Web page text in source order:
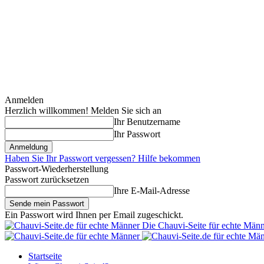
Anmelden
Herzlich willkommen! Melden Sie sich an
Ihr Benutzername
Ihr Passwort
Haben Sie Ihr Passwort vergessen? Hilfe bekommen
Passwort-Wiederherstellung
Passwort zurücksetzen
Ihre E-Mail-Adresse
Ein Passwort wird Ihnen per Email zugeschickt.
Die Chauvi-Seite für echte
Startseite